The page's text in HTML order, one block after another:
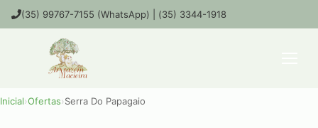
(35) 99767-7155 (WhatsApp) | (35) 3344-1918
Inicial›Ofertas›Serra Do Papagaio